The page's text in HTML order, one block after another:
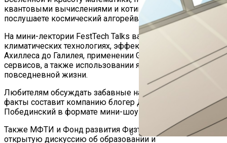
квантовыми вычислениями и котиками и даже
послушаете космический алгорейв.
На мини-лектории FestTech Talks вам расскажут о
климатических технологиях, эффекте Доплера от
Ахиллеса до Галилея, применении GPT при создании
сервисов, а также использовании ядерных технологий в
повседневной жизни.
Любителям обсуждать забавные научные новости и
факты составит компанию блогер Дмитрий
Побединский в формате мини-шоу «Научные загоны».
Также МФТИ и Фонд развития Физтех-школ проведут
открытую дискуссию об образовании и